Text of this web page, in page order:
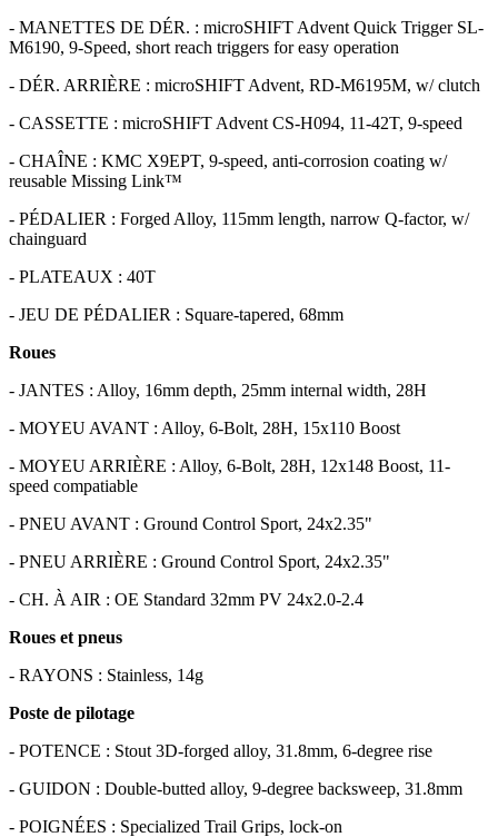
- MANETTES DE DÉR. : microSHIFT Advent Quick Trigger SL-
M6190, 9-Speed, short reach triggers for easy operation
- DÉR. ARRIÈRE : microSHIFT Advent, RD-M6195M, w/ clutch
- CASSETTE : microSHIFT Advent CS-H094, 11-42T, 9-speed
- CHAÎNE : KMC X9EPT, 9-speed, anti-corrosion coating w/
reusable Missing Link™
- PÉDALIER : Forged Alloy, 115mm length, narrow Q-factor, w/
chainguard
- PLATEAUX : 40T
- JEU DE PÉDALIER : Square-tapered, 68mm
Roues
- JANTES : Alloy, 16mm depth, 25mm internal width, 28H
- MOYEU AVANT : Alloy, 6-Bolt, 28H, 15x110 Boost
- MOYEU ARRIÈRE : Alloy, 6-Bolt, 28H, 12x148 Boost, 11-
speed compatiable
- PNEU AVANT : Ground Control Sport, 24x2.35"
- PNEU ARRIÈRE : Ground Control Sport, 24x2.35"
- CH. À AIR : OE Standard 32mm PV 24x2.0-2.4
Roues et pneus
- RAYONS : Stainless, 14g
Poste de pilotage
- POTENCE : Stout 3D-forged alloy, 31.8mm, 6-degree rise
- GUIDON : Double-butted alloy, 9-degree backsweep, 31.8mm
- POIGNÉES : Specialized Trail Grips, lock-on